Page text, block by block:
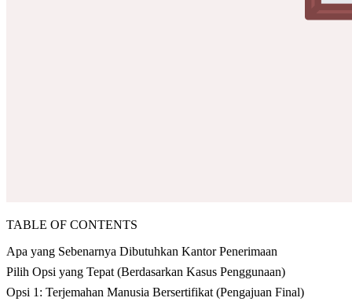
TABLE OF CONTENTS
Apa yang Sebenarnya Dibutuhkan Kantor Penerimaan
Pilih Opsi yang Tepat (Berdasarkan Kasus Penggunaan)
Opsi 1: Terjemahan Manusia Bersertifikat (Pengajuan Final)